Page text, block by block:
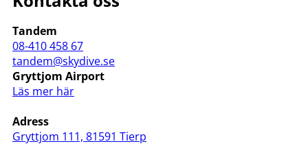
Tandem
08-410 458 67
tandem@skydive.se
Gryttjom Airport
Läs mer här
Adress
Gryttjom 111, 81591 Tierp